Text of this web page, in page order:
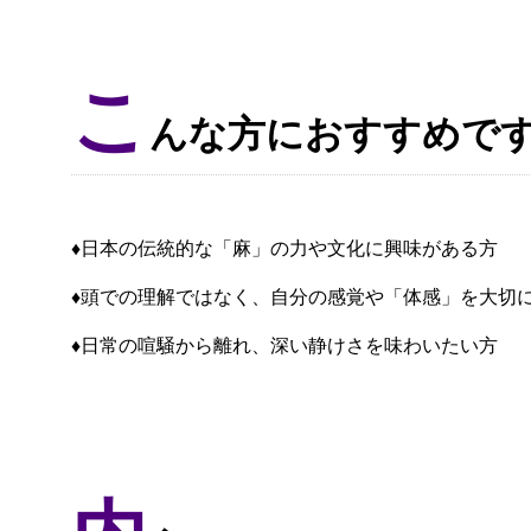
こ んな方におすすめで
♦日本の伝統的な「麻」の力や文化に興味がある方
♦頭での理解ではなく、自分の感覚や「体感」を大切
♦日常の喧騒から離れ、深い静けさを味わいたい方